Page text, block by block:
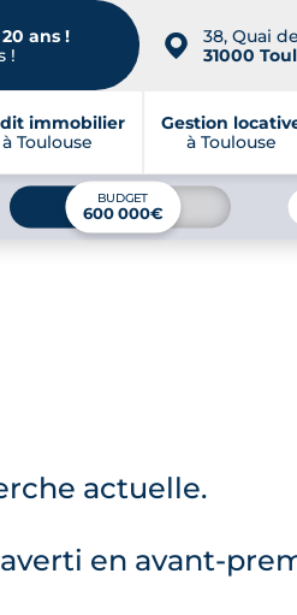
ans !
! 📍
38, Quai
31000
immobilier
à Toulouse
Gestion
à Toulouse
BUDGET
600 000€
actuelle.
en avant-